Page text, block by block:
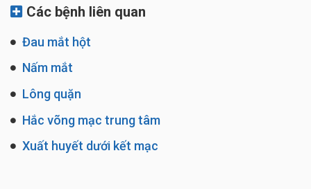
Các bệnh liên quan
Đau mắt hột
Nấm mắt
Lông quặn
Hắc võng mạc trung tâm
Xuất huyết dưới kết mạc